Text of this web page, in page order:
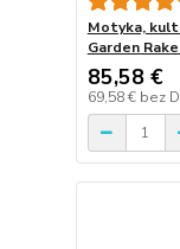
Motyka,
Garden
85,58 €
69,58 € bez